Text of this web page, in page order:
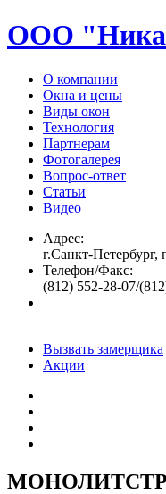
ООО
О компании
Окна и цены
Виды окон
Технология
Партнерам
Фотогалерея
Вопрос-ответ
Статьи
Видео
Адрес:
г.Санкт-Петербург,
Телефон/Факс:
(812) 552-28-07/
Вызвать замерщика
Акции